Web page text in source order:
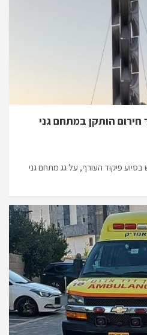
חירום הותקן במתחם גני
פיקוד העורף, על גג מתחם גני